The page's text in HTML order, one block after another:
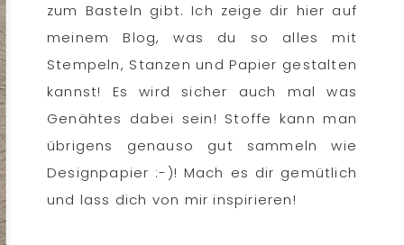
zum Basteln gibt. Ich zeige dir hier auf
meinem Blog, was du so alles mit
Stempeln, Stanzen und Papier gestalten
kannst! Es wird sicher auch mal was
Genähtes dabei sein! Stoffe kann man
übrigens genauso gut sammeln wie
Designpapier :-)! Mach es dir gemütlich
und lass dich von mir inspirieren!